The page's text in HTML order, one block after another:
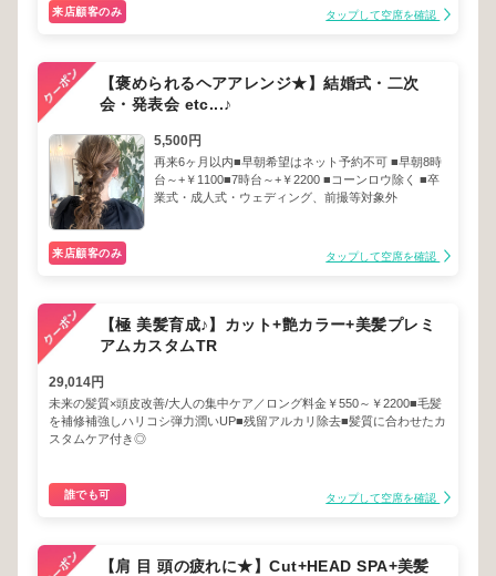
来店顧客のみ タップして空席を確認
【褒められるヘアアレンジ★】結婚式・二次
会・発表会 etc...♪
5,500円
再来6ヶ月以内■早朝希望はネット予約不可 ■早朝8時
台～+￥1100■7時台～+￥2200 ■コーンロウ除く ■卒
業式・成人式・ウェディング、前撮等対象外
来店顧客のみ タップして空席を確認
【極 美髪育成♪】カット+艶カラー+美髪プレミ
アムカスタムTR
29,014円
未来の髪質×頭皮改善/大人の集中ケア／ロング料金￥550～￥2200■毛髪
を補修補強しハリコシ弾力潤いUP■残留アルカリ除去■髪質に合わせたカ
スタムケア付き◎
誰でも可 タップして空席を確認
【肩 目 頭の疲れに★】Cut+HEAD SPA+美髪